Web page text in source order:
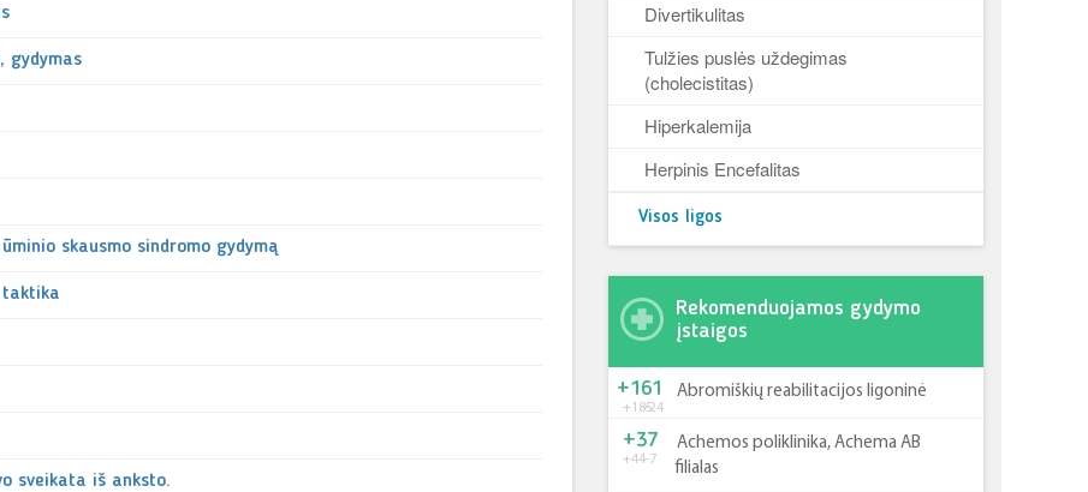
gydymas
skausmo sindromo gydymą
taktika
sveikata iš anksto.
Divertikulitas
Tulžies puslės uždegimas
(cholecistitas)
Hiperkalemija
Herpinis Encefalitas
Visos ligos
Rekomenduojamos gydymo
įstaigos
+185-24
+161 Abromiškių reabilitacijos ligoninė
+44-7
+37
Achemos poliklinika, Achema AB
filialas